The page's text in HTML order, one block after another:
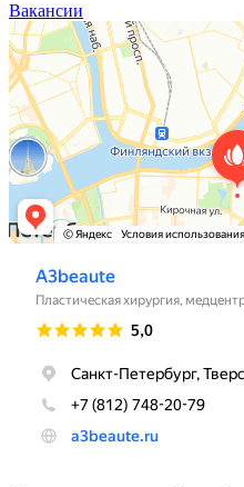
Вакансии